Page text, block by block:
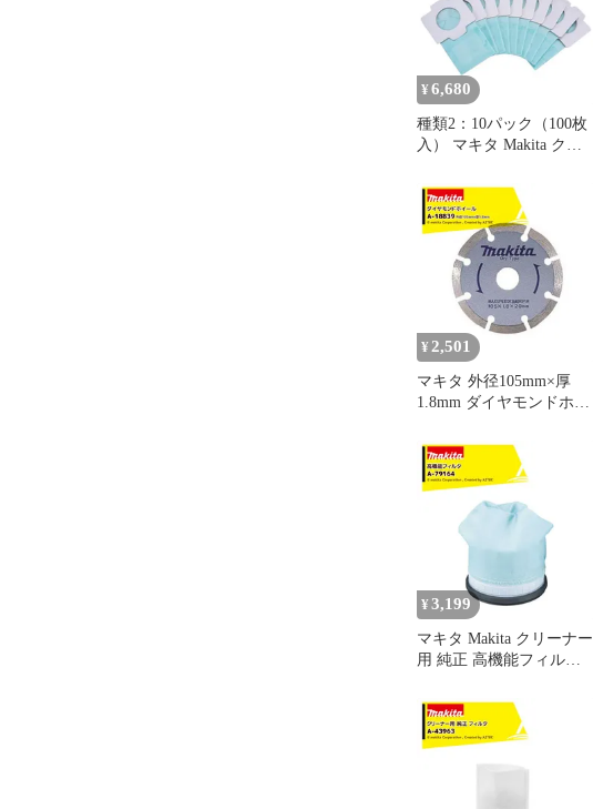
¥ 6,680
種類2：10パック（100枚
入） マキタ Makita クリ
10枚入 抗菌 A-48511 マキ
タ掃除機紙パック マキタ
紙パック マキタ掃除機パ
ック 大掃除 交換用 消耗
品 コードレス
¥ 2,501
マキタ 外径105mm×厚
1.8mm ダイヤモンドホイ
¥ 3,199
マキタ Makita クリーナー
用 純正 高機能フィルタ
式用 交換用 消耗品 フィ
ルター A-79164